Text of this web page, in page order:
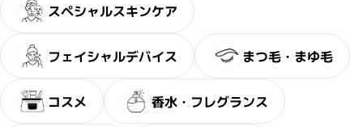
スペシャルスキンケア
フェイシャルデバイス まつ毛・まゆ毛
コスメ 香水・フレグランス